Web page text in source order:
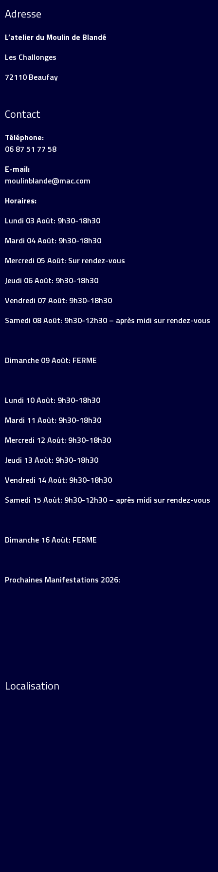
Adresse
L’atelier du Moulin de Blandé
Les Challonges
72110 Beaufay
Contact
Téléphone:
06 87 51 77 58
E-mail:
moulinblande@mac.com
Horaires:
Lundi 03 Août: 9h30-18h30
Mardi 04 Août: 9h30-18h30
Mercredi 05 Août: Sur rendez-vous
Jeudi 06 Août: 9h30-18h30
Vendredi 07 Août: 9h30-18h30
Samedi 08 Août: 9h30-12h30 – après midi sur rendez-vous
Dimanche 09 Août: FERME
Lundi 10 Août: 9h30-18h30
Mardi 11 Août: 9h30-18h30
Mercredi 12 Août: 9h30-18h30
Jeudi 13 Août: 9h30-18h30
Vendredi 14 Août: 9h30-18h30
Samedi 15 Août: 9h30-12h30 – après midi sur rendez-vous
Dimanche 16 Août: FERME
Prochaines Manifestations 2026:
Localisation